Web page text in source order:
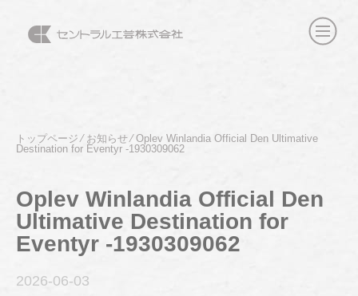
トップページ⁄ お知らせ⁄Oplev Winlandia Official Den Ultimative
Destination for Eventyr -1930309062
Oplev Winlandia Official Den
Ultimative Destination for
Eventyr -1930309062
2026-06-03